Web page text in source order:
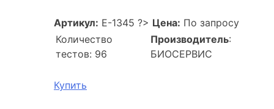
Артикул: E-1345 ?> Цена: По запросу
Количество
тестов: 96
Производитель:
БИОСЕРВИС
Купить